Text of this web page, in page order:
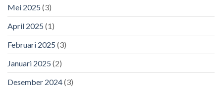
Mei 2025 (3)
April 2025 (1)
Februari 2025 (3)
Januari 2025 (2)
Desember 2024(3)